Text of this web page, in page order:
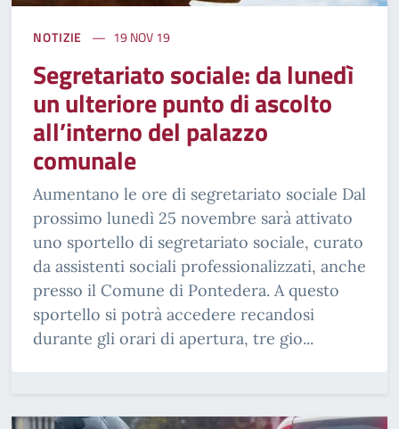
NOTIZIE 19 NOV 19
Segretariato sociale: da lunedì
un ulteriore punto di ascolto
all’interno del palazzo
comunale
Aumentano le ore di segretariato sociale Dal
prossimo lunedì 25 novembre sarà attivato
uno sportello di segretariato sociale, curato
da assistenti sociali professionalizzati, anche
presso il Comune di Pontedera. A questo
sportello si potrà accedere recandosi
durante gli orari di apertura, tre gio...